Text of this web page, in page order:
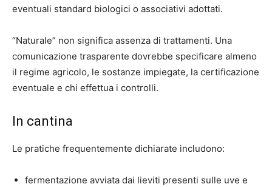
eventuali standard biologici o associativi adottati.
“Naturale” non significa assenza di trattamenti. Una
comunicazione trasparente dovrebbe specificare almeno
il regime agricolo, le sostanze impiegate, la certificazione
eventuale e chi effettua i controlli.
In cantina
Le pratiche frequentemente dichiarate includono:
fermentazione avviata dai lieviti presenti sulle uve e